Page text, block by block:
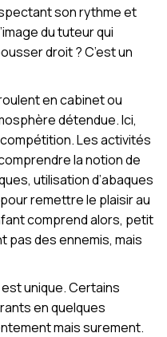
son rythme et
du tuteur qui
droit ? C’est un
en cabinet ou
détendue. Ici,
Les activités
la notion de
utilisation d’abaques
remettre le plaisir au
comprend alors, petit
pas des ennemis, mais
unique. Certains
en quelques
mais surement.